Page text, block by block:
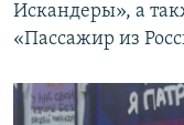
Искандеры», а
«Пассажир из